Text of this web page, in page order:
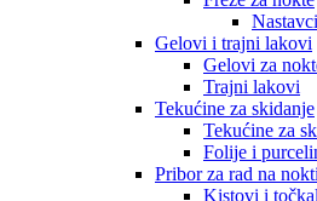
Gelovi i trajni lakovi
Gelovi za
Trajni lakovi
Tekućine za skidanje
Tekućine za
Folije i
Pribor za rad na
Kistovi i